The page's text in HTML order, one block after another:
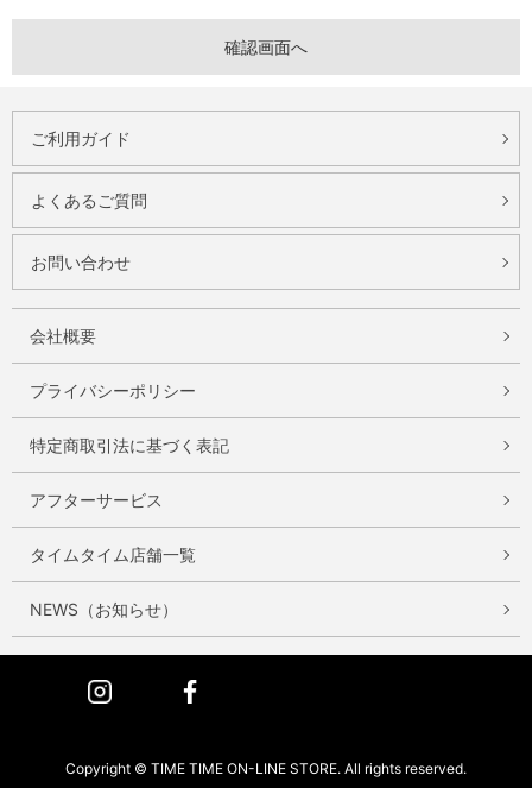
ご利用ガイド
よくあるご質問
お問い合わせ
会社概要
プライバシーポリシー
特定商取引法に基づく表記
アフターサービス
タイムタイム店舗一覧
NEWS（お知らせ）
Instagram
Copyright © TIME TIME ON-LINE STORE. All rights reserved.